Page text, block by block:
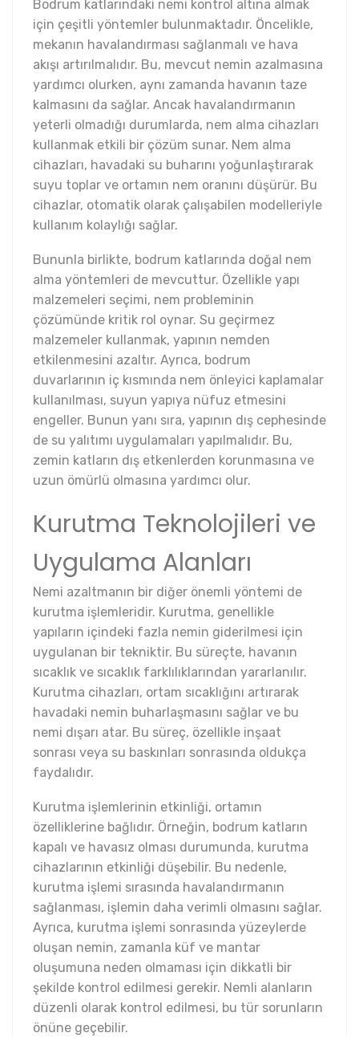
Bodrum katlarındaki nemi kontrol altına almak
için çeşitli yöntemler bulunmaktadır. Öncelikle,
mekanın havalandırması sağlanmalı ve hava
akışı artırılmalıdır. Bu, mevcut nemin azalmasına
yardımcı olurken, aynı zamanda havanın taze
kalmasını da sağlar. Ancak havalandırmanın
yeterli olmadığı durumlarda, nem alma cihazları
kullanmak etkili bir çözüm sunar. Nem alma
cihazları, havadaki su buharını yoğunlaştırarak
suyu toplar ve ortamın nem oranını düşürür. Bu
cihazlar, otomatik olarak çalışabilen modelleriyle
kullanım kolaylığı sağlar.
Bununla birlikte, bodrum katlarında doğal nem
alma yöntemleri de mevcuttur. Özellikle yapı
malzemeleri seçimi, nem probleminin
çözümünde kritik rol oynar. Su geçirmez
malzemeler kullanmak, yapının nemden
etkilenmesini azaltır. Ayrıca, bodrum
duvarlarının iç kısmında nem önleyici kaplamalar
kullanılması, suyun yapıya nüfuz etmesini
engeller. Bunun yanı sıra, yapının dış cephesinde
de su yalıtımı uygulamaları yapılmalıdır. Bu,
zemin katların dış etkenlerden korunmasına ve
uzun ömürlü olmasına yardımcı olur.
Kurutma Teknolojileri ve
Uygulama Alanları
Nemi azaltmanın bir diğer önemli yöntemi de
kurutma işlemleridir. Kurutma, genellikle
yapıların içindeki fazla nemin giderilmesi için
uygulanan bir tekniktir. Bu süreçte, havanın
sıcaklık ve sıcaklık farklılıklarından yararlanılır.
Kurutma cihazları, ortam sıcaklığını artırarak
havadaki nemin buharlaşmasını sağlar ve bu
nemi dışarı atar. Bu süreç, özellikle inşaat
sonrası veya su baskınları sonrasında oldukça
faydalıdır.
Kurutma işlemlerinin etkinliği, ortamın
özelliklerine bağlıdır. Örneğin, bodrum katların
kapalı ve havasız olması durumunda, kurutma
cihazlarının etkinliği düşebilir. Bu nedenle,
kurutma işlemi sırasında havalandırmanın
sağlanması, işlemin daha verimli olmasını sağlar.
Ayrıca, kurutma işlemi sonrasında yüzeylerde
oluşan nemin, zamanla küf ve mantar
oluşumuna neden olmaması için dikkatli bir
şekilde kontrol edilmesi gerekir. Nemli alanların
düzenli olarak kontrol edilmesi, bu tür sorunların
önüne geçebilir.